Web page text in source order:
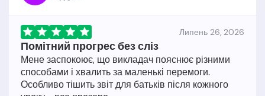
Липень 26, 2026
Помітний прогрес без сліз
Мене заспокоює, що викладач пояснює різними
способами і хвалить за маленькі перемоги.
Особливо тішить звіт для батьків після кожного